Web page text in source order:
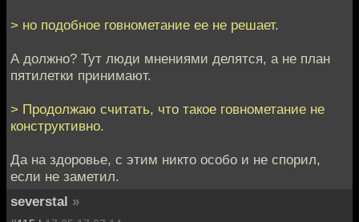
> но подобное говнометание ее не решает.
А должно? Тут люди мнениями делятся, а не план
пятилетки принимают.
> Продолжаю считать, что такое говнометание не
конструктивно.
Да на здоровье, с этим никто особо и не спорил,
если не заметил.
severstal »